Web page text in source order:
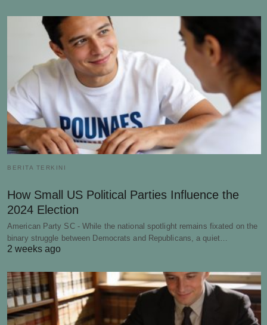
BERITA TERKINI
How Small US Political Parties Influence the
2024 Election
American Party SC - While the national spotlight remains fixated on the
binary struggle between Democrats and Republicans, a quiet…
2 weeks ago